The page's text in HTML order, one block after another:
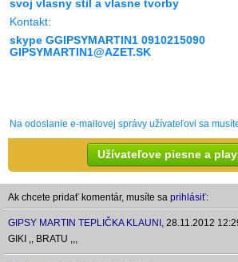
svoj vlasny stil a vlasne tvorby
Kontakt:
skype GGIPSYMARTIN1 0910215090
GIPSYMARTIN1@AZET.SK
Na odoslanie e-mailovej správy užívateľovi sa
Užívateľove piesne a
Ak chcete pridať komentár, musíte sa prihlásiť:
GIPSY MARTIN TEPLIČKA KLAUNI , 28.11.2012
GIKI ,, BRATU ,,,